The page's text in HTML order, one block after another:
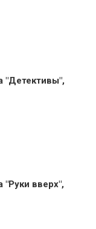
"Детективы",
"Руки вверх",